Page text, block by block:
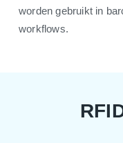
worden gebruikt in
workflows.